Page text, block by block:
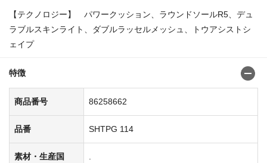
【テクノロジー】 パワークッション、ラウンドソールR5、デュ
ラブルスキンライト、ダブルラッセルメッシュ、トウアシストシ
ェイプ
特徴
商品番号 86258662
品番 SHTPG 114
素材・生産国